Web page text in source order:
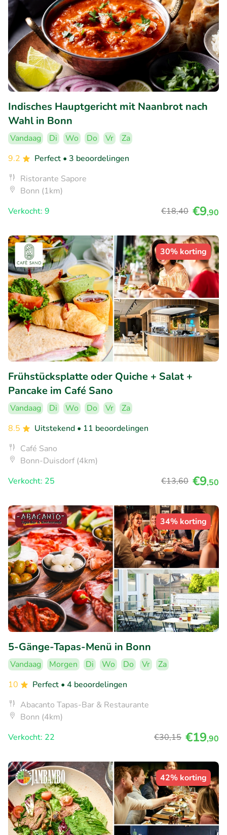
Indisches Hauptgericht mit Naanbrot nach
Wahl in Bonn
Vandaag Di Wo Do Vr
Za
9.2
Perfect • 3 beoordelingen
Ristorante Sapore
Bonn (1km)
Verkocht: 9
€18,40 €9,90
30% korting
Frühstücksplatte oder Quiche + Salat +
Pancake im Café Sano
Vandaag Di Wo Do Vr
Za
8.5
Uitstekend • 11 beoordelingen
Café Sano
Bonn-Duisdorf (4km)
Verkocht: 25
€13,60 €9,50
34% korting
5-Gänge-Tapas-Menü in Bonn
Vandaag Morgen Di Wo Do Vr
Za
10
Perfect • 4 beoordelingen
Abacanto Tapas-Bar & Restaurante
Bonn (4km)
Verkocht: 22
€30,15 €19,90
42% korting